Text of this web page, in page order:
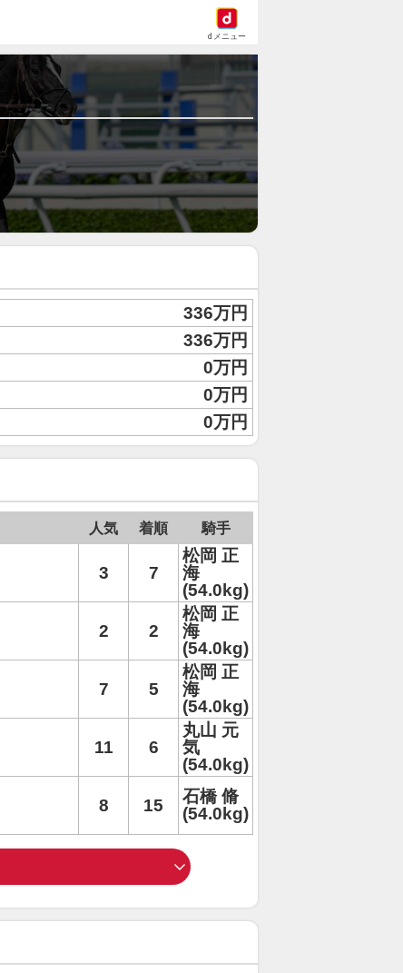
dメニュー
336万円
336万円
0万円
0万円
0万円
人気 着順 騎手
3 7
松岡 正
海
(54.0kg)
2 2
松岡 正
海
(54.0kg)
7 5
松岡 正
海
(54.0kg)
11 6
丸山 元
気
(54.0kg)
8 15
石橋 脩
(54.0kg)